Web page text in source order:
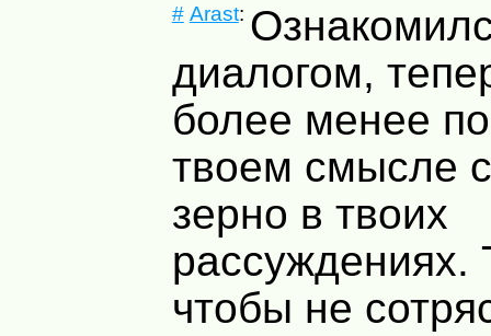
# Arast:
диалогом,
более менее
твоем смысле
зерно в твоих
рассуждениях.
чтобы не